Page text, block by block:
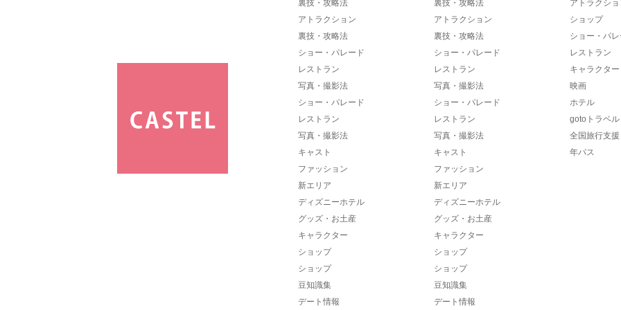
裏技・攻略法
アトラクション
裏技・攻略法
ショー・パレード
レストラン
写真・撮影法
ショー・パレード
レストラン
写真・撮影法
キャスト
ファッション
新エリア
ディズニーホテル
グッズ・お土産
キャラクター
ショップ
ショップ
豆知識集
デート情報
裏技・攻略法
アトラクション
裏技・攻略法
ショー・パレード
レストラン
写真・撮影法
ショー・パレード
レストラン
写真・撮影法
キャスト
ファッション
新エリア
ディズニーホテル
グッズ・お土産
キャラクター
ショップ
ショップ
豆知識集
デート情報
アトラクシ
ショップ
ショー・パ
レストラン
キャラクター
映画
ホテル
gotoトラベル
全国旅行支援
年パス